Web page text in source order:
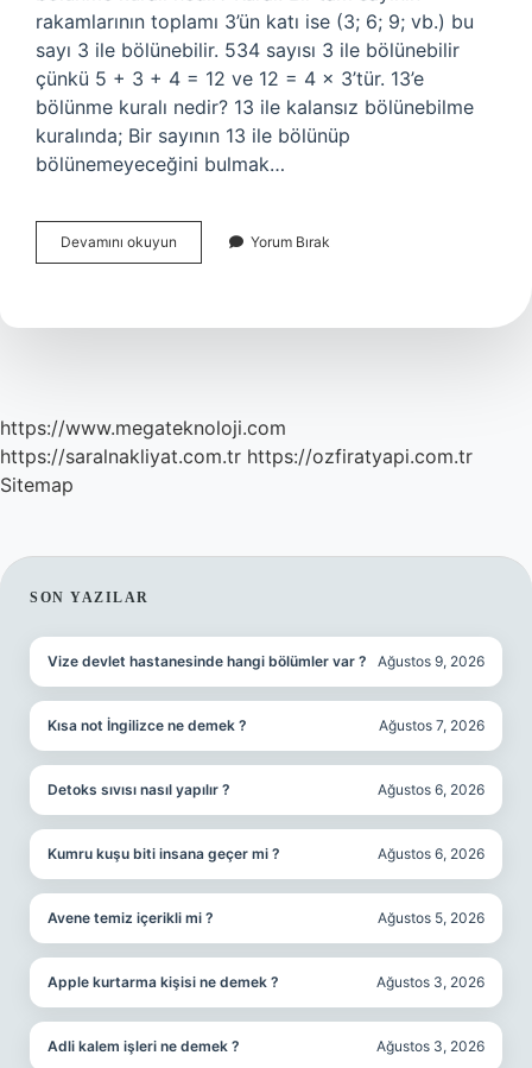
rakamlarının toplamı 3’ün katı ise (3; 6; 9; vb.) bu
sayı 3 ile bölünebilir. 534 sayısı 3 ile bölünebilir
çünkü 5 + 3 + 4 = 12 ve 12 = 4 × 3’tür. 13’e
bölünme kuralı nedir? 13 ile kalansız bölünebilme
kuralında; Bir sayının 13 ile bölünüp
bölünemeyeceğini bulmak…
Devamını okuyun
Sayıların
Vardır
Yorum Bırak
https://www.megateknoloji.com
https://saralnakliyat.com.tr https://ozfiratyapi.com.tr
Sitemap
SIDEBAR
SON YAZILAR
Vize devlet hastanesinde hangi bölümler var ? Ağustos 9, 2026
Kısa not İngilizce ne demek ? Ağustos 7, 2026
Detoks sıvısı nasıl yapılır ? Ağustos 6, 2026
Kumru kuşu biti insana geçer mi ? Ağustos 6, 2026
Avene temiz içerikli mi ? Ağustos 5, 2026
Apple kurtarma kişisi ne demek ? Ağustos 3, 2026
Adli kalem işleri ne demek ? Ağustos 3, 2026